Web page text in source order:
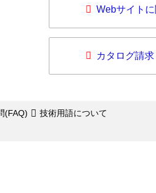
Webサイト
カタログ請求
(FAQ)
技術用語について